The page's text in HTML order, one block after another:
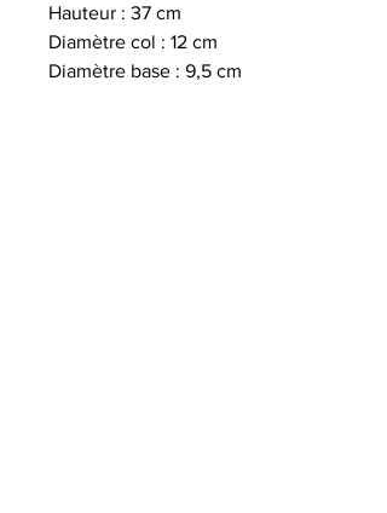
Hauteur : 37 cm
Diamètre col : 12 cm
Diamètre base : 9,5 cm